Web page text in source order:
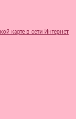
карте в сети Интернет